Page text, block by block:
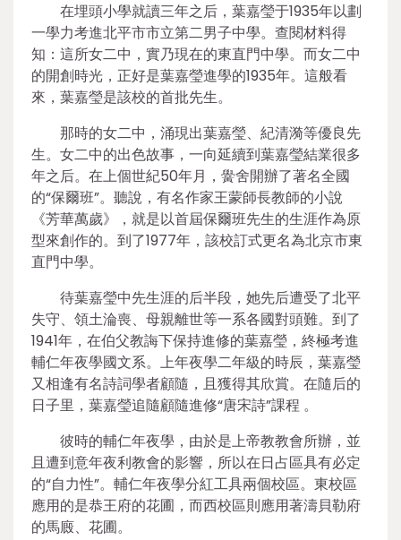
在埋頭小學就讀三年之后，葉嘉瑩于1935年以劃
一學力考進北平市市立第二男子中學。查閱材料得
知：這所女二中，實乃現在的東直門中學。而女二中
的開創時光，正好是葉嘉瑩進學的1935年。這般看
來，葉嘉瑩是該校的首批先生。
那時的女二中，涌現出葉嘉瑩、紀清漪等優良先
生。女二中的出色故事，一向延續到葉嘉瑩結業很多
年之后。在上個世紀50年月，黌舍開辦了著名全國
的“保爾班”。聽說，有名作家王蒙師長教師的小說
《芳華萬歲》，就是以首屆保爾班先生的生涯作為原
型來創作的。到了1977年，該校訂式更名為北京市東
直門中學。
待葉嘉瑩中先生涯的后半段，她先后遭受了北平
失守、領土淪喪、母親離世等一系各國對頭難。到了
1941年，在伯父教誨下保持進修的葉嘉瑩，終極考進
輔仁年夜學國文系。上年夜學二年級的時辰，葉嘉瑩
又相逢有名詩詞學者顧隨，且獲得其欣賞。在隨后的
日子里，葉嘉瑩追隨顧隨進修“唐宋詩”課程 。
彼時的輔仁年夜學，由於是上帝教教會所辦，並
且遭到意年夜利教會的影響，所以在日占區具有必定
的“自力性”。輔仁年夜學分紅工具兩個校區。東校區
應用的是恭王府的花圃，而西校區則應用著濤貝勒府
的馬廄、花圃。